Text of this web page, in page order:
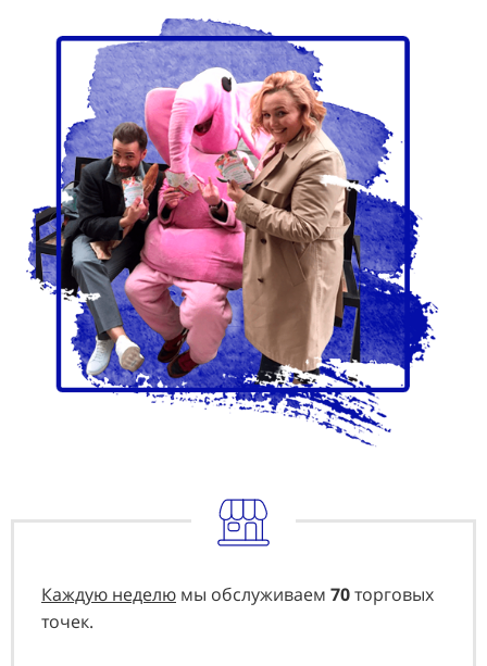
Каждую неделю мы обслуживаем 70торговых
точек.